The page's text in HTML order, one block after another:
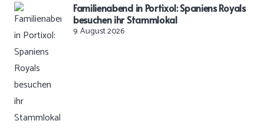
Familienabend in Portixol: Spaniens Royals
besuchen ihr Stammlokal
9. August 2026